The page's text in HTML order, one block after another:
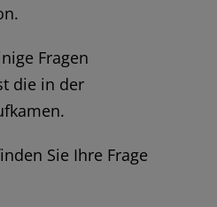
Fragen
die in der
Sie Ihre Frage